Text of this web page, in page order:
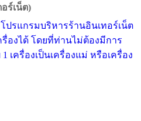
ร์เน็ต)
ปรแกรมบริหารร้านอินเทอร์เน็ต
องได้ โดยที่ท่านไม่ต้องมีการ
เครื่องเป็นเครื่องแม่ หรือเครื่อง